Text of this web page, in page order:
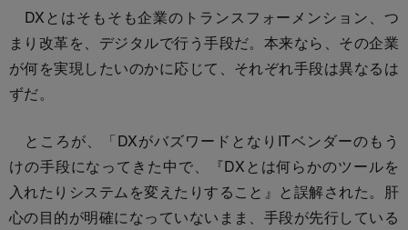
DXとはそもそも企業のトランスフォーメンション、つ
まり改革を、デジタルで行う手段だ。本来なら、その企業
が何を実現したいのかに応じて、それぞれ手段は異なるは
ずだ。
ところが、「DXがバズワードとなりITベンダーのもう
けの手段になってきた中で、『DXとは何らかのツールを
入れたりシステムを変えたりすること』と誤解された。肝
心の目的が明確になっていないまま、手段が先行している